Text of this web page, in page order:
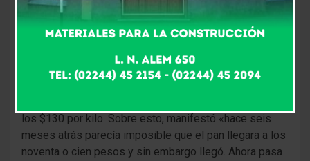
Darío Lettieri, panadero local estuvo en dialogo con la
radio contando la situación que están viviendo en la
industria.
los $130 por kilo. Sobre esto, manifestó «hace seis
meses atrás parecía imposible que el pan llegara a los
noventa o cien pesos y sin embargo llegó. Ahora pasa